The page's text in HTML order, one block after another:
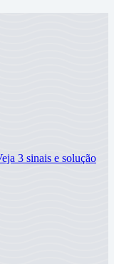
3 sinais e solução